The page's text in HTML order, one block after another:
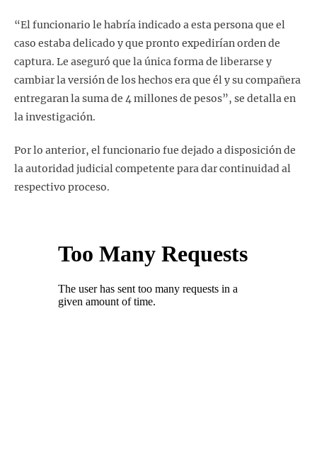
“El funcionario le habría indicado a esta persona que el
caso estaba delicado y que pronto expedirían orden de
captura. Le aseguró que la única forma de liberarse y
cambiar la versión de los hechos era que él y su compañera
entregaran la suma de 4 millones de pesos”, se detalla en
la investigación.
Por lo anterior, el funcionario fue dejado a disposición de
la autoridad judicial competente para dar continuidad al
respectivo proceso.